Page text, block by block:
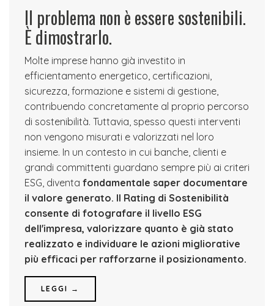
Il problema non è essere sostenibili.
È dimostrarlo.
Molte imprese hanno già investito in
efficientamento energetico, certificazioni,
sicurezza, formazione e sistemi di gestione,
contribuendo concretamente al proprio percorso
di sostenibilità. Tuttavia, spesso questi interventi
non vengono misurati e valorizzati nel loro
insieme. In un contesto in cui banche, clienti e
grandi committenti guardano sempre più ai criteri
ESG, diventa fondamentale saper documentare
il valore generato. Il Rating di Sostenibilità
consente di fotografare il livello ESG
dell'impresa, valorizzare quanto è già stato
realizzato e individuare le azioni migliorative
più efficaci per rafforzarne il posizionamento.
LEGGI →